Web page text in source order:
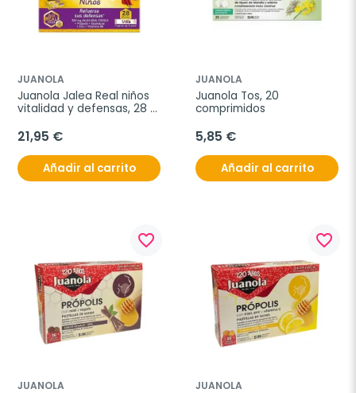
JUANOLA
Juanola Jalea Real niños
vitalidad y defensas, 28
21,95 €
Añadir al carrito
JUANOLA
Juanola Tos, 20
comprimidos
5,85 €
Añadir al carrito
favorite_border
JUANOLA
favorite_border
JUANOLA